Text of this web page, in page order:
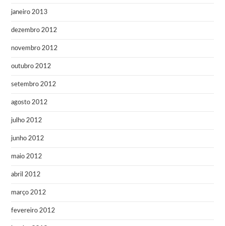
janeiro 2013
dezembro 2012
novembro 2012
outubro 2012
setembro 2012
agosto 2012
julho 2012
junho 2012
maio 2012
abril 2012
março 2012
fevereiro 2012